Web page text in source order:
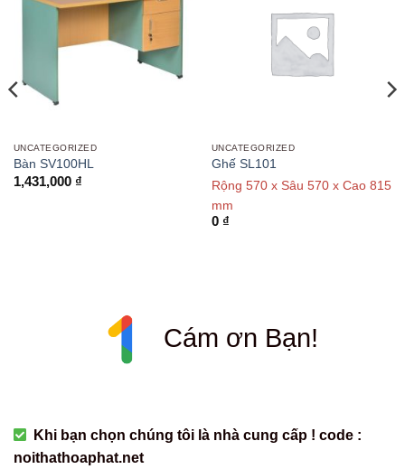
UNCATEGORIZED
Bàn SV100HL
1,431,000 ₫
UNCATEGORIZED
Ghế SL101
Rộng 570 x Sâu 570 x Cao 815
mm
0 ₫
Cám ơn Bạn!
Khi bạn chọn chúng tôi là nhà cung cấp ! code :
noithathoaphat.net